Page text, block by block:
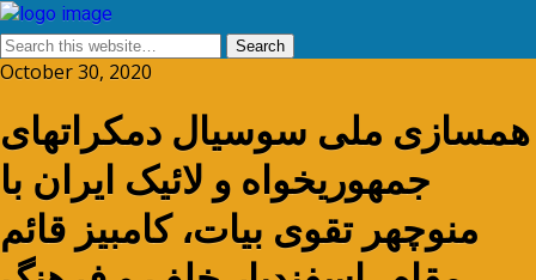
October 30, 2020
همسازی ملی سوسیال دمکراتهای
جمهوریخواه و لائیک ایران با
منوچهر تقوی بیات، کامبیز قائم